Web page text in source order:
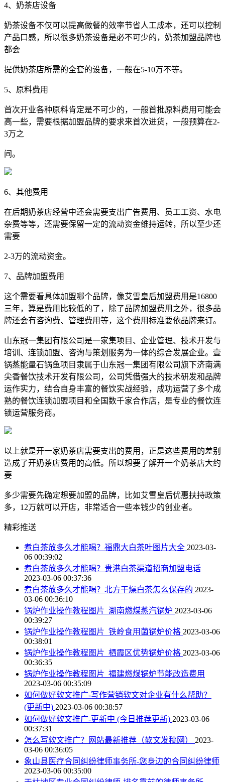
4、奶茶店设备
奶茶设备不仅可以提高做餐的效率节省人工成本，还可以控制
产品口感，所以很多奶茶设备是必不可少的，奶茶加盟品牌也
都会
提供奶茶店所需的全套的设备，一般在5-10万不等。
5、原料费用
首次开业各种原料肯定是不可少的，一般首批原料费用可能会
高一些，需要根据加盟品牌的要求来首次进货，一般预算在2-
3万之
间。
6、其他费用
在后期奶茶店经营中还会需要支出广告费用、员工工资、水电
杂费等等，还需要保留一定的流动资金维持运转，所以至少还
需要
2-3万的流动资金。
7、品牌加盟费用
这个需要看具体加盟哪个品牌，像艾雪皇后加盟费用是16800
三年，算是费用比较低的了，除了品牌加盟费用之外，很多品
牌还会有咨询费、管理费用等，这个费用标准要依品牌来订。
山东冠一集团有限公司是一家集项目、企业管理、技术开发与
培训、连锁加盟、咨询与策划服务为一体的综合发展企业。壹
锅蒸能量石锅鱼项目隶属于山东冠一集团有限公司旗下济南满
尖香餐饮技术开发有限公司，公司凭借强大的技术研发和品牌
运作实力，结合自身丰富的餐饮实战经验，成功运营了多个成
熟的餐饮连锁加盟项目和全国数千家合作店，是专业的餐饮连
锁运营服务商。
以上就是开一家奶茶店需要支出的费用，正是这些费用的差别
造成了开奶茶店费用的高低。所以想要了解开一个奶茶店大约
要
多少需要先确定想要加盟的品牌，比如艾雪皇后优惠扶持政策
多，12万就可以开店，非常适合一些本钱少的创业者。
精彩推送
煮白茶放多久才能喝？福鼎大白茶叶图片大全 2023-03-
06 00:39:02
煮白茶放多久才能喝？贵港白茶渠道招商加盟电话
2023-03-06 00:37:36
煮白茶放多久才能喝？北方干燥白茶怎么保存的 2023-
03-06 00:36:10
锅炉作业操作教程图片_湖南燃煤蒸汽锅炉 2023-03-06
00:39:27
锅炉作业操作教程图片_铁岭食用菌锅炉价格 2023-03-06
00:38:01
锅炉作业操作教程图片_栖霞区优势锅炉价格 2023-03-06
00:36:35
锅炉作业操作教程图片_福建燃煤锅炉节能改造费用
2023-03-06 00:35:09
如何做好软文推广-写作营销软文对企业有什么帮助？
(更新中) 2023-03-06 00:38:57
如何做好软文推广-更新中 (今日推荐更新) 2023-03-06
00:37:31
怎么写软文推广？网站最新推荐（软文发稿网） 2023-
03-06 00:36:05
象山县医疗合同纠纷律师事务所-您身边的合同纠纷律师
2023-03-06 00:35:00